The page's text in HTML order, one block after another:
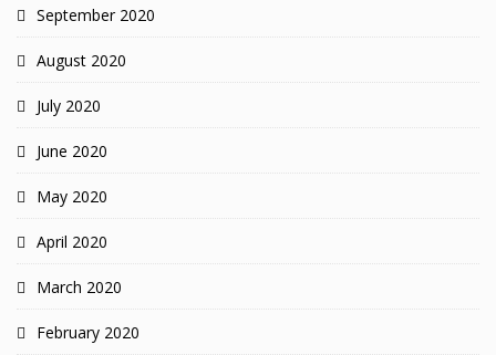
September 2020
August 2020
July 2020
June 2020
May 2020
April 2020
March 2020
February 2020